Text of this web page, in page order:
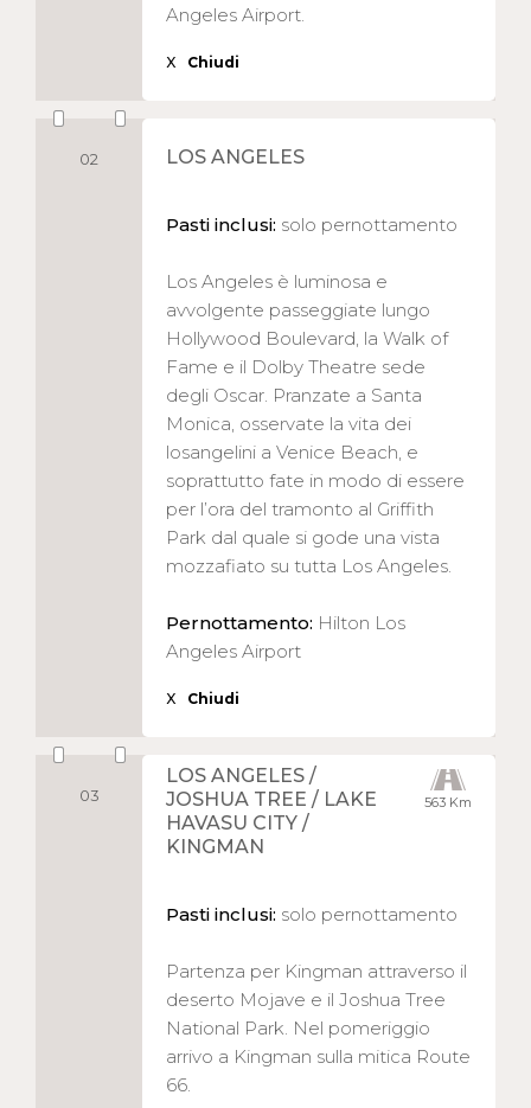
Angeles Airport.
X Chiudi
02 LOS ANGELES
Pasti inclusi: solo pernottamento
Los Angeles è luminosa e
avvolgente passeggiate lungo
Hollywood Boulevard, la Walk of
Fame e il Dolby Theatre sede
degli Oscar. Pranzate a Santa
Monica, osservate la vita dei
losangelini a Venice Beach, e
soprattutto fate in modo di essere
per l’ora del tramonto al Griffith
Park dal quale si gode una vista
mozzafiato su tutta Los Angeles.
Pernottamento: Hilton Los
Angeles Airport
X Chiudi
03 563 Km
LOS ANGELES /
JOSHUA TREE / LAKE
HAVASU CITY /
KINGMAN
Pasti inclusi: solo pernottamento
Partenza per Kingman attraverso il
deserto Mojave e il Joshua Tree
National Park. Nel pomeriggio
arrivo a Kingman sulla mitica Route
66.